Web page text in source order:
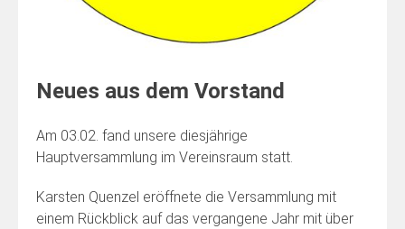
Neues aus dem Vorstand
Am 03.02. fand unsere diesjährige
Hauptversammlung im Vereinsraum statt.
Karsten Quenzel eröffnete die Versammlung mit
einem Rückblick auf das vergangene Jahr mit über